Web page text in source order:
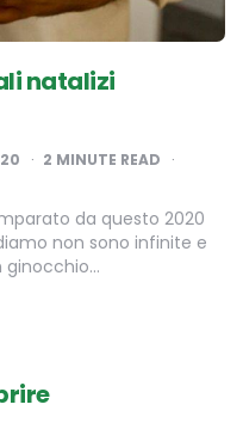
natalizi
2 MINUTE READ
da questo 2020
non sono infinite e
ginocchio…